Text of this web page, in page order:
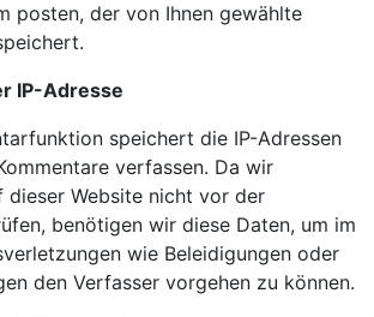
posten, der von Ihnen gewählte
IP-Adresse
speichert die IP-Adressen
verfassen. Da wir
dieser Website nicht vor der
benötigen wir diese Daten, um im
wie Beleidigungen oder
den Verfasser vorgehen zu können.